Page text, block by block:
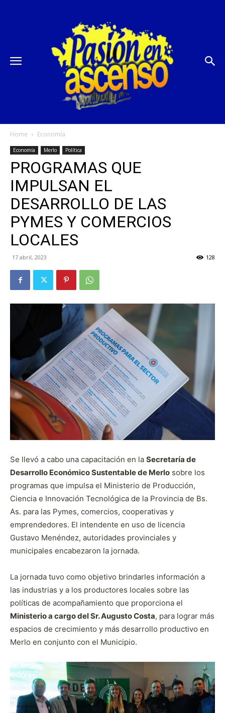
Home Economía
Economía Merlo Política
PROGRAMAS QUE
IMPULSAN EL
DESARROLLO DE LAS
PYMES Y COMERCIOS
LOCALES
17 abril, 2023 128
Se llevó a cabo una capacitación en la Secretaría de
Desarrollo Económico Sustentable de Merlo sobre los
programas que impulsa el Ministerio de Producción,
Ciencia e Innovación Tecnológica de la Provincia de Bs.
As. para las Pymes, comercios, cooperativas y
emprendedores. El intendente en uso de licencia
Gustavo Menéndez, autoridades provinciales y
municipales encabezaron la jornada.
La jornada tuvo como objetivo brindarles información a
las industrias y a los productores locales sobre las
políticas de acompañamiento que proporciona el
Ministerio a cargo del Sr. Augusto Costa, para lograr más
espacios de crecimiento y más desarrollo productivo en
Merlo en conjunto con el Municipio.